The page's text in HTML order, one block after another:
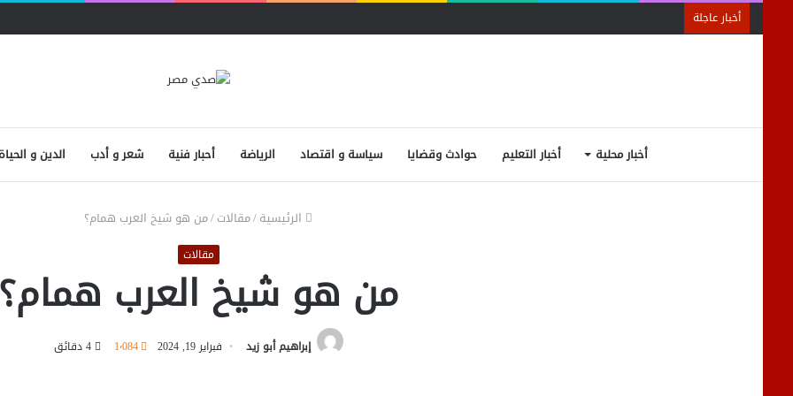
أخبار عاجلة
أخبار محلية أخبار التعليم حوادث وقضايا سياسة و اقتصاد الرياضة أحبار فنية شعر و أدب الدين و الحياة
الرئيسية/مقالات/من هو شيخ العرب همام؟
مقالات
من هو شيخ العرب همام؟
إبراهيم أبو زيد فبراير 19, 2024 1٬084 4 دقائق